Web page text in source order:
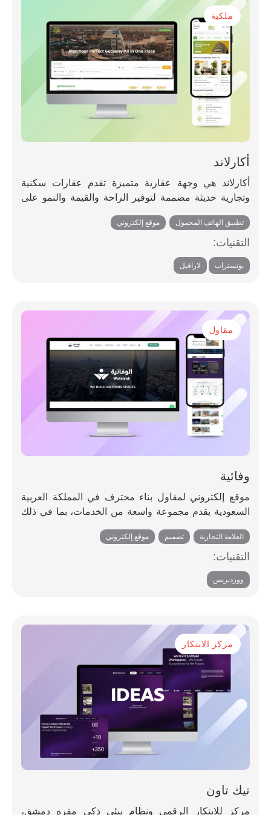
ملكية
أكارلاند
أكارلاند هي وجهة عقارية متميزة تقدم عقارات سكنية
وتجارية حديثة مصممة لتوفير الراحة والقيمة والنمو على
تطبيق الهاتف المحمول موقع إلكتروني
التقنيات:
بوتستراب لارافيل
مقاول
وفائية
موقع إلكتروني لمقاول بناء محترف في المملكة العربية
السعودية يقدم مجموعة واسعة من الخدمات، بما في ذلك
MEP (الميكانيكية والكهربائية والصحية)، وتركيب وصيانة
أنظمة التدفئة والتهوية وتكييف الهواء، والتجهيزات الداخلية،
والمشاريع التقنية، مدعومة بعقود من الخبرة والتنفيذ عالي
الجودة.
العلامة التجارية تصميم موقع إلكتروني
التقنيات:
ووردبريس
مركز الابتكار
تيك تاون
مركز للابتكار الرقمي ونظام بيئي ذكي مقره دمشق،